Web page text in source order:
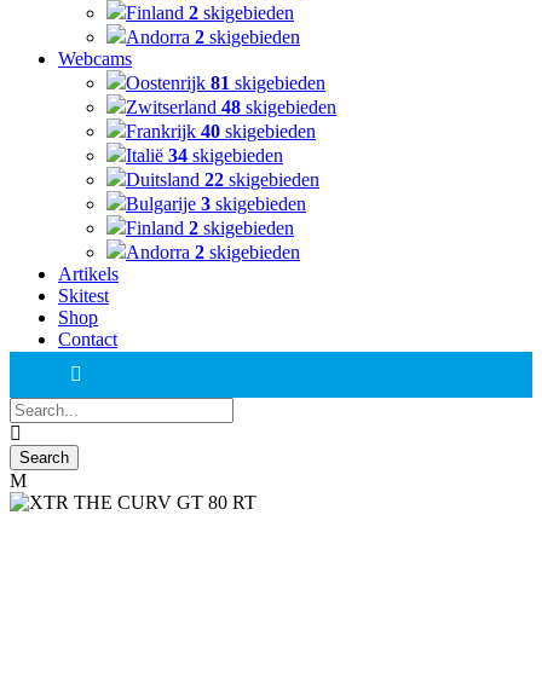
Finland 2 skigebieden
Andorra 2 skigebieden
Webcams
Oostenrijk 81 skigebieden
Zwitserland 48 skigebieden
Frankrijk 40 skigebieden
Italië 34 skigebieden
Duitsland 22 skigebieden
Bulgarije 3 skigebieden
Finland 2 skigebieden
Andorra 2 skigebieden
Artikels
Skitest
Shop
Contact